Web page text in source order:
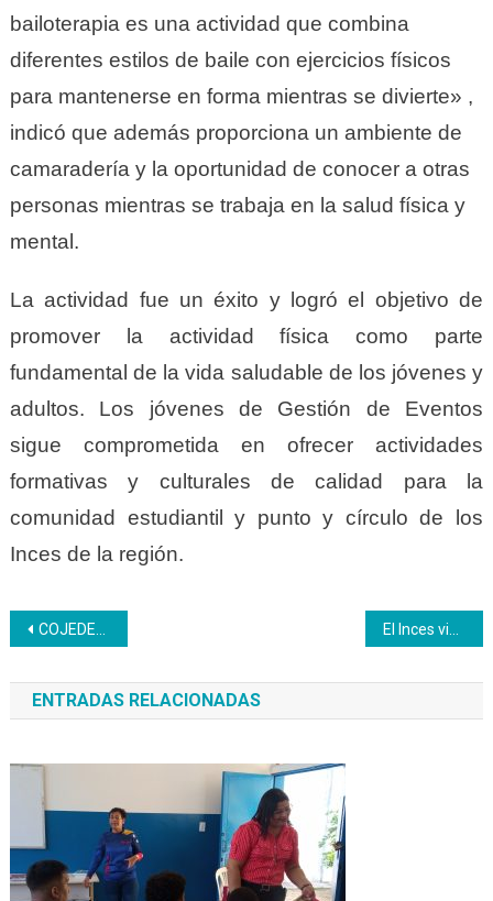
bailoterapia es una actividad que combina
diferentes estilos de baile con ejercicios físicos
para mantenerse en forma mientras se divierte» ,
indicó que además proporciona un ambiente de
camaradería y la oportunidad de conocer a otras
personas mientras se trabaja en la salud física y
mental.
La actividad fue un éxito y logró el objetivo de
promover la actividad física como parte
fundamental de la vida saludable de los jóvenes y
adultos. Los jóvenes de Gestión de Eventos
sigue comprometida en ofrecer actividades
formativas y culturales de calidad para la
comunidad estudiantil y punto y círculo de los
Inces de la región.
Navegación
de
entradas
COJEDES | Formación continua y permanente desde los CFS Batalla de Taguanes y Matías Salazar
ENTRADAS RELACIONADAS